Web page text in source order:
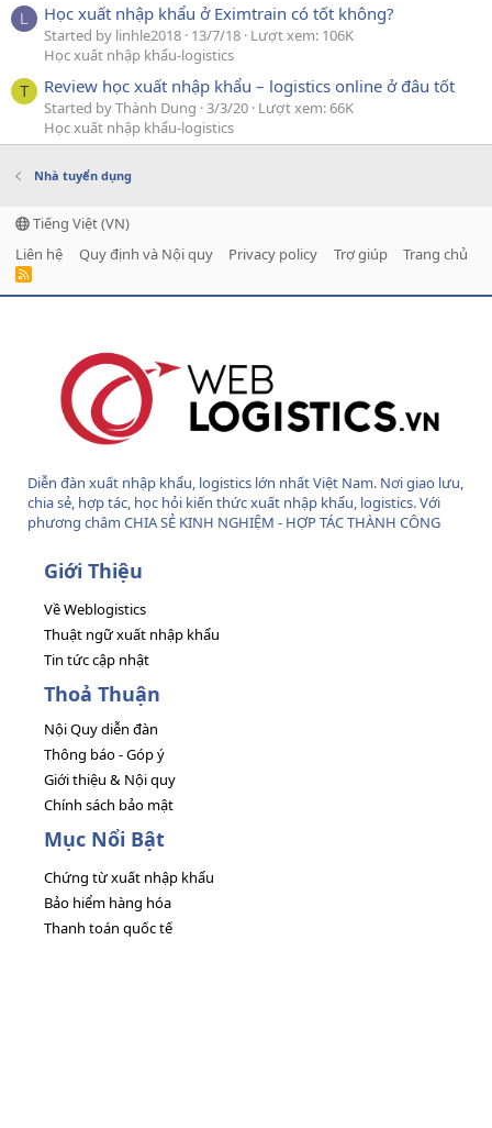
L Học xuất nhập khẩu ở Eximtrain có tốt không?
Started by linhle2018 13/7/18 Lượt xem: 106K
Học xuất nhập khẩu-logistics
T Review học xuất nhập khẩu – logistics online ở đâu tốt
Started by Thành Dung 3/3/20 Lượt xem: 66K
Học xuất nhập khẩu-logistics
Nhà tuyển dụng
Tiếng Việt (VN)
Liên hệ
Quy định và Nội quy Privacy policy Trợ giúp Trang chủ
R
Diễn đàn xuất nhập khẩu, logistics lớn nhất Việt Nam. Nơi giao lưu,
chia sẻ, hợp tác, học hỏi kiến thức xuất nhập khẩu, logistics. Với
phương châm CHIA SẺ KINH NGHIỆM - HỢP TÁC THÀNH CÔNG
Giới Thiệu
Về Weblogistics
Thuật ngữ xuất nhập khẩu
Tin tức cập nhật
Thoả Thuận
Nội Quy diễn đàn
Thông báo - Góp ý
Giới thiệu & Nội quy
Chính sách bảo mật
Mục Nổi Bật
Chứng từ xuất nhập khẩu
Bảo hiểm hàng hóa
Thanh toán quốc tế